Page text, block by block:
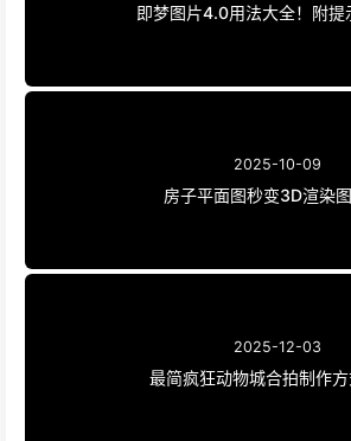
即梦图片4.0用法大全！附提
2025-10-09
房子平面图秒变3D渲染图
2025-12-03
最简疯狂动物城合拍制作方